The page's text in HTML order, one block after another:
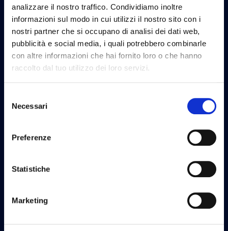
analizzare il nostro traffico. Condividiamo inoltre
informazioni sul modo in cui utilizzi il nostro sito con i
nostri partner che si occupano di analisi dei dati web,
pubblicità e social media, i quali potrebbero combinarle
con altre informazioni che hai fornito loro o che hanno
raccolto dal tuo utilizzo dei loro servizi.
delNecessari
Preferenze
Statistiche
Marketing